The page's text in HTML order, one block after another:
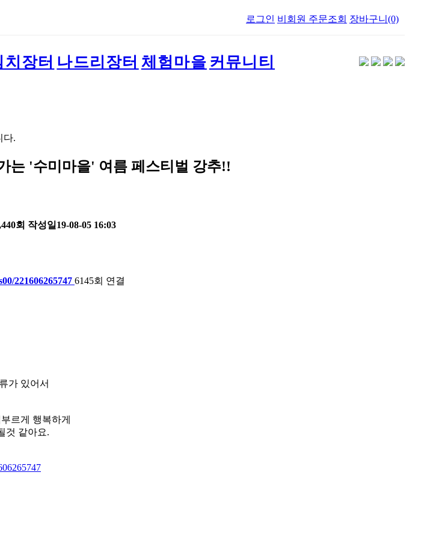
로그인 비회원 주문조회 장바구니(0)
장터 나드리장터 체험마을 커뮤니티
다.
는 '수미마을' 여름 페스티벌 강추!!
회 작성일 19-08-05 16:03
221606265747 6145회 연결
가 있어서
르게 행복하게
것 같아요.